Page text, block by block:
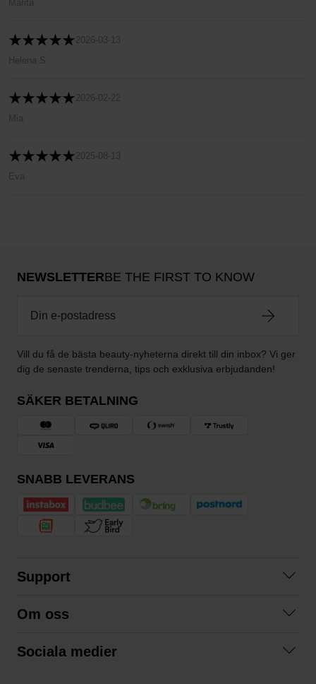
Marita
2026-03-13
Helena S
2026-02-22
Mia
2025-08-13
Eva
NEWSLETTERBE THE FIRST TO KNOW
Vill du få de bästa beauty-nyheterna direkt till din inbox? Vi ger
dig de senaste trenderna, tips och exklusiva erbjudanden!
SÄKER BETALNING
SNABB LEVERANS
Support
Köpvillkor
Om oss
Sociala medier